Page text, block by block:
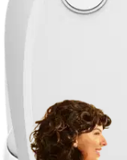
Hinta ilman S-Etukorttia:
Nouto
Ilmainen
Siirry valitsemaan